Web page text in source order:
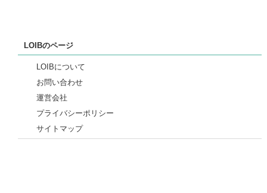
LOIBのページ
LOIBについて
お問い合わせ
運営会社
プライバシーポリシー
サイトマップ